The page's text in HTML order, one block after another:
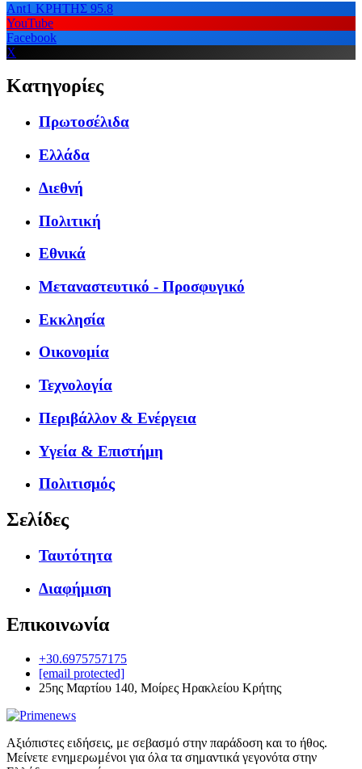
Ant1 ΚΡΗΤΗΣ 95.8
YouTube
Facebook
X
Κατηγορίες
Πρωτοσέλιδα
Ελλάδα
Διεθνή
Πολιτική
Εθνικά
Μεταναστευτικό - Προσφυγικό
Εκκλησία
Οικονομία
Τεχνολογία
Περιβάλλον & Ενέργεια
Υγεία & Επιστήμη
Πολιτισμός
Σελίδες
Ταυτότητα
Διαφήμιση
Επικοινωνία
+30.6975757175
[email protected]
25ης Μαρτίου 140, Μοίρες Ηρακλείου Κρήτης
Αξιόπιστες ειδήσεις, με σεβασμό στην παράδοση και το ήθος.
Μείνετε ενημερωμένοι για όλα τα σημαντικά γεγονότα στην